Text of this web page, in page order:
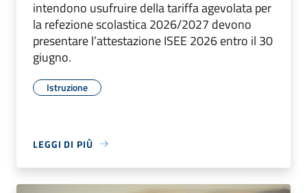
intendono usufruire della tariffa agevolata per
la refezione scolastica 2026/2027 devono
presentare l’attestazione ISEE 2026 entro il 30
giugno.
Istruzione
LEGGI DI PIÙ